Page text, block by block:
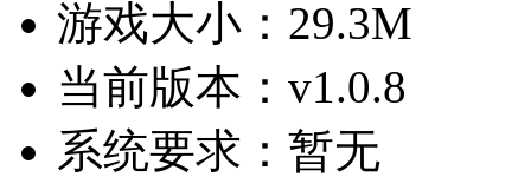
游戏大小： 29.3M
当前版本： v1.0.8
系统要求： 暂无